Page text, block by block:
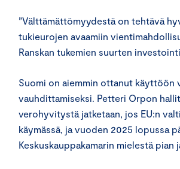
”Välttämättömyydestä on tehtävä
tukieurojen avaamiin
Ranskan tukemien suurten
Suomi on aiemmin ottanut
vauhdittamiseksi. Petteri Orpon
verohyvitystä jatketaan, jos EU:n
käymässä, ja vuoden 2025 lopussa
Keskuskauppakamarin mielestä pian